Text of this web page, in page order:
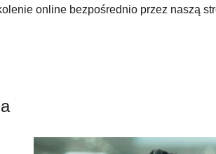
online bezpośrednio przez naszą